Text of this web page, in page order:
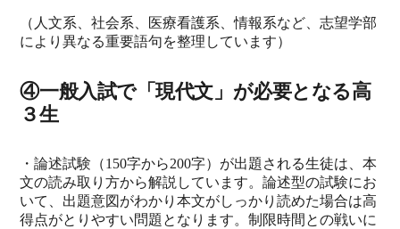
（人文系、社会系、医療看護系、情報系など、志望学部
により異なる重要語句を整理しています）
④一般入試で「現代文」が必要となる高
３生
・論述試験（150字から200字）が出題される生徒は、本
文の読み取り方から解説しています。論述型の試験にお
いて、出題意図がわかり本文がしっかり読めた場合は高
得点がとりやすい問題となります。制限時間との戦いに